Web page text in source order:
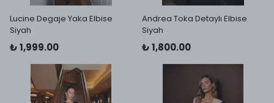
Lucine Degaje Yaka Elbise
Siyah
₺ 1,999.00
Andrea Toka Detaylı Elbise
Siyah
₺ 1,800.00